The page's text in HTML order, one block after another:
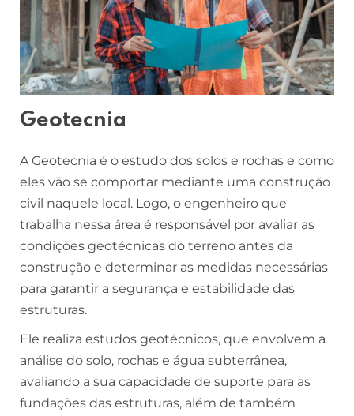
Geotecnia
A Geotecnia é o estudo dos solos e rochas e como
eles vão se comportar mediante uma construção
civil naquele local. Logo, o engenheiro que
trabalha nessa área é responsável por avaliar as
condições geotécnicas do terreno antes da
construção e determinar as medidas necessárias
para garantir a segurança e estabilidade das
estruturas.
Ele realiza estudos geotécnicos, que envolvem a
análise do solo, rochas e água subterrânea,
avaliando a sua capacidade de suporte para as
fundações das estruturas, além de também